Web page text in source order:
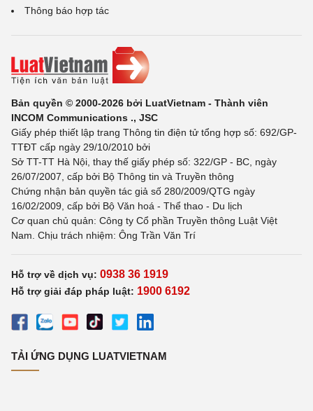
Thông báo hợp tác
Bản quyền © 2000-2026 bởi LuatVietnam - Thành viên
INCOM Communications ., JSC
Giấy phép thiết lập trang Thông tin điện tử tổng hợp số: 692/GP-
TTĐT cấp ngày 29/10/2010 bởi
Sở TT-TT Hà Nội, thay thế giấy phép số: 322/GP - BC, ngày
26/07/2007, cấp bởi Bộ Thông tin và Truyền thông
Chứng nhận bản quyền tác giả số 280/2009/QTG ngày
16/02/2009, cấp bởi Bộ Văn hoá - Thể thao - Du lịch
Cơ quan chủ quản: Công ty Cổ phần Truyền thông Luật Việt
Nam. Chịu trách nhiệm: Ông Trần Văn Trí
Hỗ trợ về dịch vụ: 0938 36 1919
Hỗ trợ giải đáp pháp luật: 1900 6192
TẢI ỨNG DỤNG LUATVIETNAM